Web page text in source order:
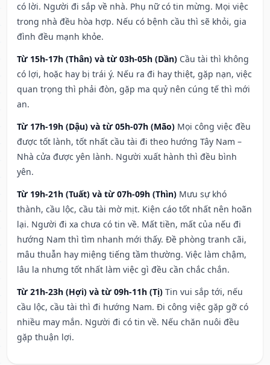
có lời. Người đi sắp về nhà. Phụ nữ có tin mừng. Mọi việc
trong nhà đều hòa hợp. Nếu có bệnh cầu thì sẽ khỏi, gia
đình đều mạnh khỏe.
Từ 15h-17h (Thân) và từ 03h-05h (Dần) Cầu tài thì không
có lợi, hoặc hay bị trái ý. Nếu ra đi hay thiệt, gặp nạn, việc
quan trọng thì phải đòn, gặp ma quỷ nên cúng tế thì mới
an.
Từ 17h-19h (Dậu) và từ 05h-07h (Mão) Mọi công việc đều
được tốt lành, tốt nhất cầu tài đi theo hướng Tây Nam –
Nhà cửa được yên lành. Người xuất hành thì đều bình
yên.
Từ 19h-21h (Tuất) và từ 07h-09h (Thìn) Mưu sự khó
thành, cầu lộc, cầu tài mờ mịt. Kiện cáo tốt nhất nên hoãn
lại. Người đi xa chưa có tin về. Mất tiền, mất của nếu đi
hướng Nam thì tìm nhanh mới thấy. Đề phòng tranh cãi,
mâu thuẫn hay miệng tiếng tầm thường. Việc làm chậm,
lâu la nhưng tốt nhất làm việc gì đều cần chắc chắn.
Từ 21h-23h (Hợi) và từ 09h-11h (Tị) Tin vui sắp tới, nếu
cầu lộc, cầu tài thì đi hướng Nam. Đi công việc gặp gỡ có
nhiều may mắn. Người đi có tin về. Nếu chăn nuôi đều
gặp thuận lợi.